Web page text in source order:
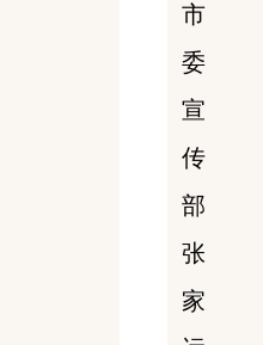
市
委
宣
传
部
张
家